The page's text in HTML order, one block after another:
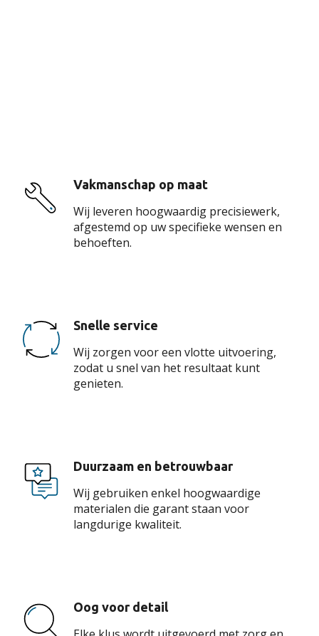
Vakmanschap op maat
Wij leveren hoogwaardig precisiewerk,
afgestemd op uw specifieke wensen en
behoeften.
Snelle service
Wij zorgen voor een vlotte uitvoering,
zodat u snel van het resultaat kunt
genieten.
Duurzaam en betrouwbaar
Wij gebruiken enkel hoogwaardige
materialen die garant staan voor
langdurige kwaliteit.
Oog voor detail